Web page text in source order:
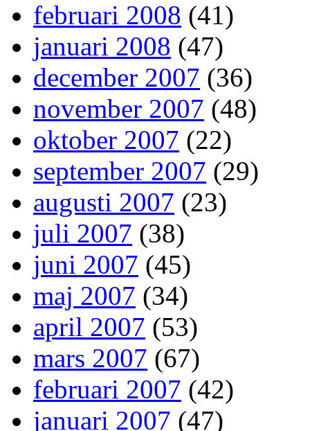
februari 2008 (41)
januari 2008 (47)
december 2007 (36)
november 2007 (48)
oktober 2007 (22)
september 2007 (29)
augusti 2007 (23)
juli 2007 (38)
juni 2007 (45)
maj 2007 (34)
april 2007 (53)
mars 2007 (67)
februari 2007 (42)
januari 2007 (47)